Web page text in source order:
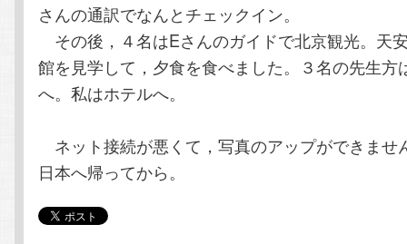
へ
移
移
動
さんの通訳でなんとチェックイン。
その後，４名はEさんのガイドで北京観光。天
館を見学して，夕食を食べました。３名の先生方
へ。私はホテルへ。
ネット接続が悪くて，写真のアップができませ
日本へ帰ってから。